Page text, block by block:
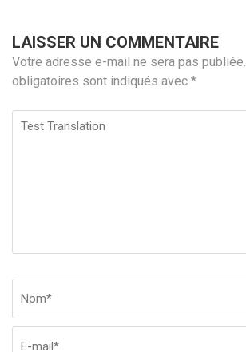
LAISSER UN COMMENTAIRE
Votre adresse e-mail ne sera pas publiée.
obligatoires sont indiqués avec *
Test